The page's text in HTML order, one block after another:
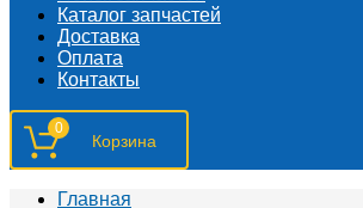
Каталог запчастей
Доставка
Оплата
Контакты
0
Главная